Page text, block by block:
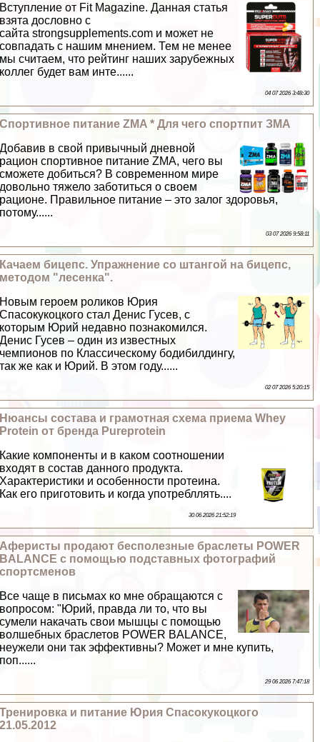
Вступление от Fit Magazine. Данная статья
взята дословно с
сайта strongsupplements.com и может не
совпадать с нашим мнением. Тем не менее
мы считаем, что рейтинг наших зарубежных
коллег будет вам инте......
04 07 2026 3:48:30
Спортивное питание ZMA * Для чего спортпит ЗМА
Добавив в свой привычный дневной
рацион спортивное питание ZMA, чего вы
сможете добиться? В современном мире
довольно тяжело заботиться о своем
рационе. Правильное питание – это залог здоровья,
потому......
03 07 2026 9:58:11
Качаем бицепс. Упражнение со штангой на бицепс,
методом "лесенка".
Новым героем роликов Юрия
Спасокукоцкого стал Денис Гусев, с
которым Юрий недавно познакомился.
Денис Гусев – один из известных
чемпионов по Классическому бодибилдингу,
так же как и Юрий. В этом году......
02 07 2026 5:20:15
Нюансы состава и грамотная схема приема Whey
Protein от бренда Pureprotein
Какие компоненты и в каком соотношении
входят в состав данного продукта.
Хаpaктеристики и особенности протеина.
Как его приготовить и когда употрeбллять....
30 06 2026 21:52:19
Аферисты продают бесполезные браслеты POWER
BALANCE с помощью подставных фотографий
спортсменов
Все чаще в письмах ко мне обращаются с
вопросом: "Юрий, правда ли то, что вы
сумели накачать свои мышцы с помощью
волшебных браслетов POWER BALANCE,
неужели они так эффективны? Может и мне купить,
поп......
29 06 2026 7:47:18
Тренировка и питание Юрия Спасокукоцкого
21.05.2012